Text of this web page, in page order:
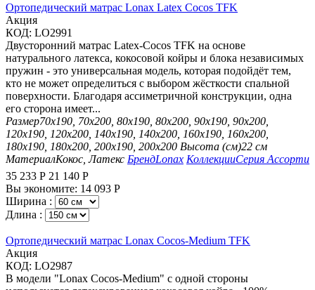
Ортопедический матрас Lonax Latex Cocos TFK
Aкция
КОД: LO2991
Двусторонний матрас Latex-Cocos TFK на основе
натурального латекса, кокосовой койры и блока независимых
пружин - это универсальная модель, которая подойдёт тем,
кто не может определиться с выбором жёсткости спальной
поверхности. Благодаря ассиметричной конструкции, одна
его сторона имеет...
Размер70х190, 70х200, 80х190, 80х200, 90х190, 90х200,
120х190, 120х200, 140х190, 140х200, 160х190, 160х200,
180х190, 180х200, 200х190, 200х200 Высота (см)22 см
МатериалКокос, Латекс БрендLonax КоллекцииСерия Ассорти
35 233 Р 21 140 Р
Вы экономите: 14 093 Р
Ширина :
Длина :
Ортопедический матрас Lonax Cocos-Medium TFK
Aкция
КОД: LO2987
В модели "Lonax Cocos-Medium" с одной стороны